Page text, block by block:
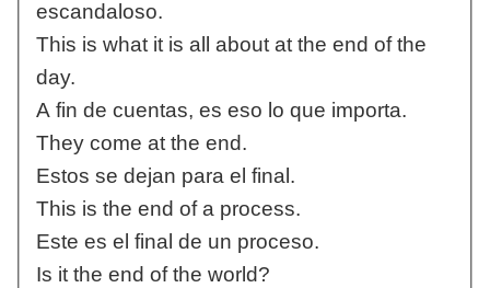
escandaloso.
This is what it is all about at the end of the
day.
A fin de cuentas, es eso lo que importa.
They come at the end.
Estos se dejan para el final.
This is the end of a process.
Este es el final de un proceso.
Is it the end of the world?